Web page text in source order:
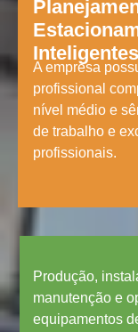
Inteligentes
A empresa
profissional
nível médio e
de trabalho e
profissionais.
Produção,
manutenção e
equipamentos